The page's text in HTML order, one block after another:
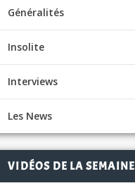
Généralités
Insolite
Interviews
Les News
VIDÉOS DE LA SEMAINE